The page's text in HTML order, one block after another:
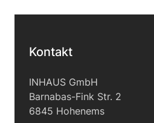
Kontakt
INHAUS GmbH
Barnabas-Fink Str. 2
6845 Hohenems